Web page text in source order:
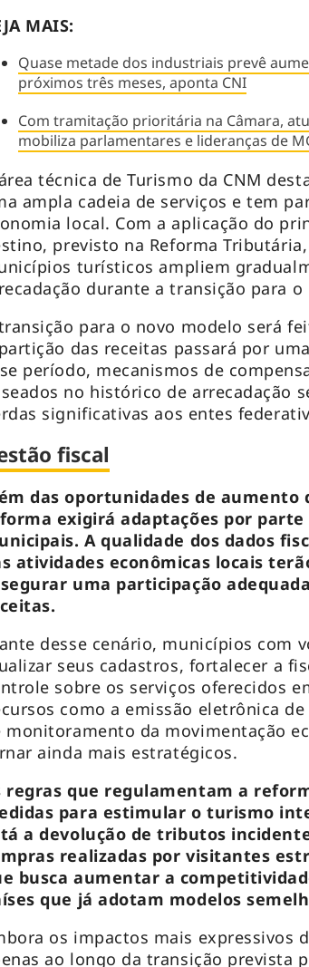
MAIS:
Quase metade dos industriais prevê
próximos três meses, aponta CNI
Com tramitação prioritária na Câmara,
mobiliza parlamentares e lideranças de
técnica de Turismo da CNM
ampla cadeia de serviços e tem
local. Com a aplicação do
previsto na Reforma
turísticos ampliem
durante a transição para
para o novo modelo será
das receitas passará por
período, mecanismos de
no histórico de arrecadação
significativas aos entes
fiscal
das oportunidades de aumento
exigirá adaptações por
A qualidade dos dados
atividades econômicas locais
uma participação
desse cenário, municípios com
seus cadastros, fortalecer a
sobre os serviços oferecidos
como a emissão eletrônica
monitoramento da movimentação
ainda mais estratégicos.
regras que regulamentam a
para estimular o turismo
a devolução de tributos
realizadas por visitantes
busca aumentar a
que já adotam modelos
os impactos mais expressivos
ao longo da transição prevista